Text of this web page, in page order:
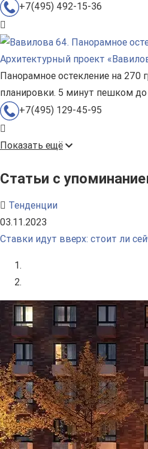
+7(495) 492-15-36
Архитектурный проект
Панорамное остекление на 270
планировки. 5 минут пешком
+7(495) 129-45-95
Показать ещё
Статьи с
Тенденции
03.11.2023
Ставки идут вверх: стоит ли